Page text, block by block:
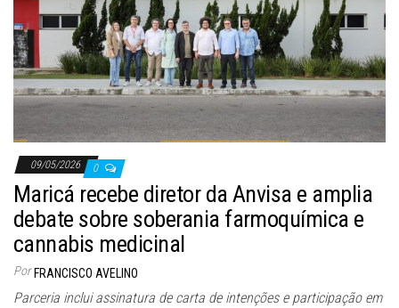
09/05/2026 0
Maricá recebe diretor da Anvisa e amplia
debate sobre soberania farmoquímica e
cannabis medicinal
Por FRANCISCO AVELINO
Parceria inclui assinatura de carta de intenções e participação em